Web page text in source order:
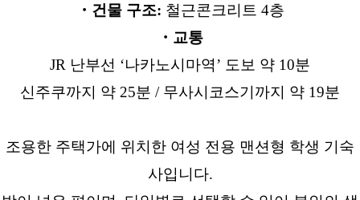
・건물 구조: 철근콘크리트 4층
・교통
JR 난부선 ‘나카노시마역’ 도보 약 10분
신주쿠까지 약 25분 / 무사시코스기까지 약 19분
조용한 주택가에 위치한 여성 전용 맨션형 학생 기숙
사입니다.